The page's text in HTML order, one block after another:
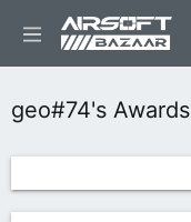
geo#74's Awards